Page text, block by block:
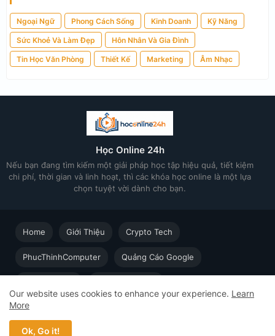
Ngoại Ngữ Phong Cách Sống Kinh Doanh Kỹ Năng
Sức Khoẻ Và Làm Đẹp Hôn Nhân Và Gia Đình
Tin Học Văn Phòng Thiết Kế Marketing Âm Nhạc
Học Online 24h
Nếu bạn đang tìm kiếm một giải pháp học tập hiệu quả, tiết kiệm
chi phí, thời gian và linh hoạt, thì các khóa học online là một lựa
chọn tuyệt vời dành cho bạn.
Học Online cùng Chuyên gia - Khóa học trực tuyến dành cho
người đi làm © 2023 - 2026 Học Online 24h - Design by
Home Giới Thiệu Crypto Tech
PhucThinhComputer Quảng Cáo Google
Our website uses cookies to enhance your experience. Learn
More
Ok, Go it!